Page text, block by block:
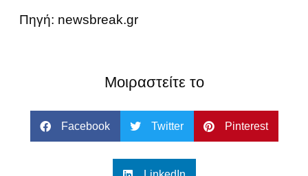
Πηγή: newsbreak.gr
Μοιραστείτε το
Facebook Twitter Pinterest